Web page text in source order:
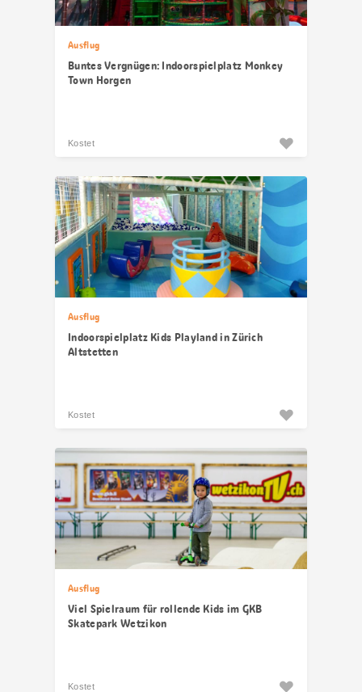
Ausflug
Buntes Vergnügen: Indoorspielplatz Monkey
Town Horgen
Kostet
Ausflug
Indoorspielplatz Kids Playland in Zürich
Altstetten
Kostet
Ausflug
Viel Spielraum für rollende Kids im GKB
Skatepark Wetzikon
Kostet